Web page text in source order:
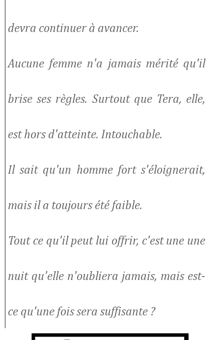
devra continuer à avancer.
Aucune femme n'a jamais mérité qu'il
brise ses règles. Surtout que Tera, elle,
est hors d'atteinte. Intouchable.
Il sait qu'un homme fort s'éloignerait,
mais il a toujours été faible.
Tout ce qu'il peut lui offrir, c'est une une
nuit qu'elle n'oubliera jamais, mais est-
ce qu'une fois sera suffisante ?